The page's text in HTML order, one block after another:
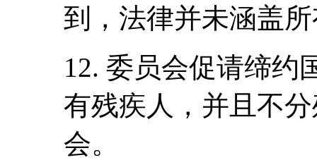
到，法律并未涵盖
12. 委员会促请缔约
有残疾人，并且不
会。